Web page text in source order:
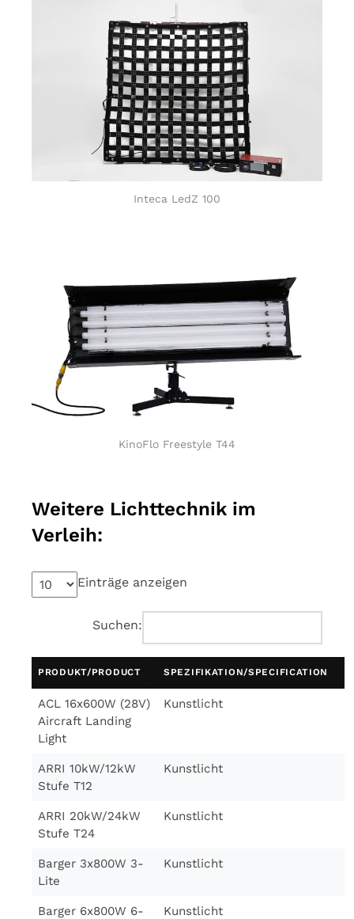
Inteca LedZ 100
KinoFlo Freestyle T44
Weitere Lichttechnik im
Verleih:
Einträge anzeigen
Suchen:
PRODUKT/PRODUCT SPEZIFIKATION/SPECIFICATION
ACL 16x600W (28V)
Aircraft Landing
Light
Kunstlicht
ARRI 10kW/12kW
Stufe T12
Kunstlicht
ARRI 20kW/24kW
Stufe T24
Kunstlicht
Barger 3x800W 3-
Lite
Kunstlicht
Barger 6x800W 6-
Kunstlicht